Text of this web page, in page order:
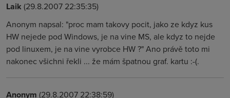
Laik (29.8.2007 22:35:35)
Anonym napsal: "proc mam takovy pocit, jako ze kdyz kus
HW nejede pod Windows, je na vine MS, ale kdyz to nejde
pod linuxem, je na vine vyrobce HW ?" Ano právě toto mi
nakonec všichni řekli ... že mám špatnou graf. kartu :-(.
Anonym (29.8.2007 22:38:59)